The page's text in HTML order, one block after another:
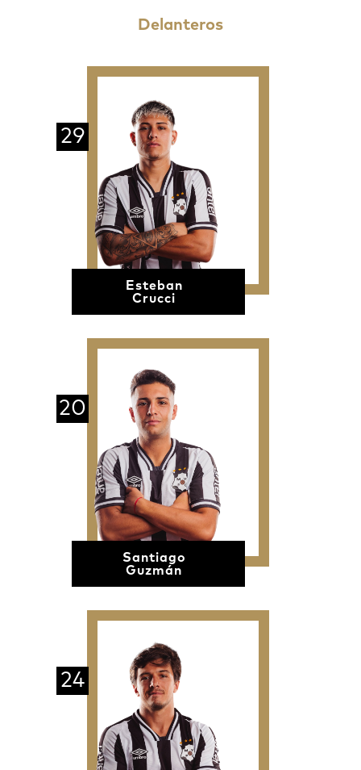
Delanteros
29
Esteban
Crucci
20
Santiago
Guzmán
24